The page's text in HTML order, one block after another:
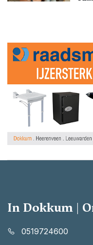
In Dokkum |
0519724600